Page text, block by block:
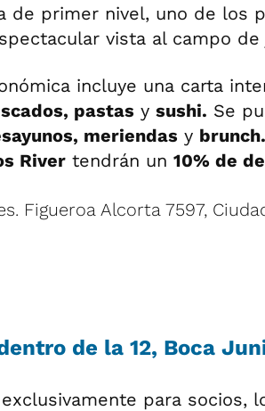
de primer nivel, uno de los
vista al campo de
incluye una carta
pastas y sushi. Se
meriendas y brunch.
River tendrán un 10% de
Figueroa Alcorta 7597,
de la 12, Boca
para socios,